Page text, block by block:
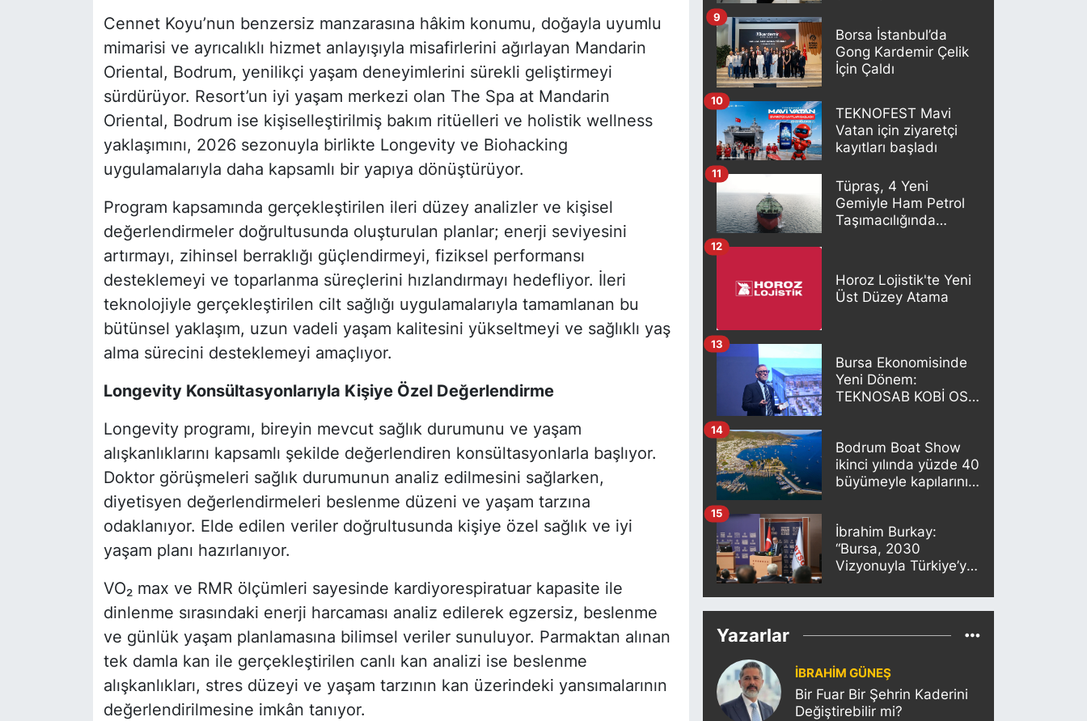
Cennet Koyu’nun benzersiz manzarasına hâkim konumu, doğayla uyumlu
mimarisi ve ayrıcalıklı hizmet anlayışıyla misafirlerini ağırlayan Mandarin
Oriental, Bodrum, yenilikçi yaşam deneyimlerini sürekli geliştirmeyi
sürdürüyor. Resort’un iyi yaşam merkezi olan The Spa at Mandarin
Oriental, Bodrum ise kişiselleştirilmiş bakım ritüelleri ve holistik wellness
yaklaşımını, 2026 sezonuyla birlikte Longevity ve Biohacking
uygulamalarıyla daha kapsamlı bir yapıya dönüştürüyor.
Program kapsamında gerçekleştirilen ileri düzey analizler ve kişisel
değerlendirmeler doğrultusunda oluşturulan planlar; enerji seviyesini
artırmayı, zihinsel berraklığı güçlendirmeyi, fiziksel performansı
desteklemeyi ve toparlanma süreçlerini hızlandırmayı hedefliyor. İleri
teknolojiyle gerçekleştirilen cilt sağlığı uygulamalarıyla tamamlanan bu
bütünsel yaklaşım, uzun vadeli yaşam kalitesini yükseltmeyi ve sağlıklı yaş
alma sürecini desteklemeyi amaçlıyor.
Longevity Konsültasyonlarıyla Kişiye Özel Değerlendirme
Longevity programı, bireyin mevcut sağlık durumunu ve yaşam
alışkanlıklarını kapsamlı şekilde değerlendiren konsültasyonlarla başlıyor.
Doktor görüşmeleri sağlık durumunun analiz edilmesini sağlarken,
diyetisyen değerlendirmeleri beslenme düzeni ve yaşam tarzına
odaklanıyor. Elde edilen veriler doğrultusunda kişiye özel sağlık ve iyi
yaşam planı hazırlanıyor.
VO₂ max ve RMR ölçümleri sayesinde kardiyorespiratuar kapasite ile
dinlenme sırasındaki enerji harcaması analiz edilerek egzersiz, beslenme
ve günlük yaşam planlamasına bilimsel veriler sunuluyor. Parmaktan alınan
tek damla kan ile gerçekleştirilen canlı kan analizi ise beslenme
alışkanlıkları, stres düzeyi ve yaşam tarzının kan üzerindeki yansımalarının
değerlendirilmesine imkân tanıyor.
Borsa İstanbul’da
Gong Kardemir Çelik
İçin Çaldı
9
TEKNOFEST Mavi
Vatan için ziyaretçi
kayıtları başladı
10
Tüpraş, 4 Yeni
Gemiyle Ham Petrol
Taşımacılığında
11
Horoz Lojistik'te Yeni
Üst Düzey Atama
12
Bursa Ekonomisinde
Yeni Dönem:
TEKNOSAB KOBİ OSB
13
Bodrum Boat Show
ikinci yılında yüzde 40
büyümeyle kapılarını
14
İbrahim Burkay:
“Bursa, 2030
Vizyonuyla Türkiye’yi
Edecek”
15
Yazarlar
İBRAHİM GÜNEŞ
Bir Fuar Bir Şehrin Kaderini
Değiştirebilir mi?